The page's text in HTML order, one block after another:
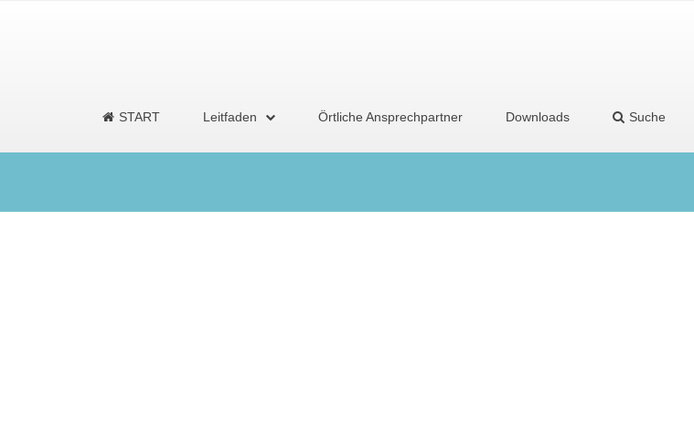
START Leitfaden Örtliche Ansprechpartner Downloads Suche